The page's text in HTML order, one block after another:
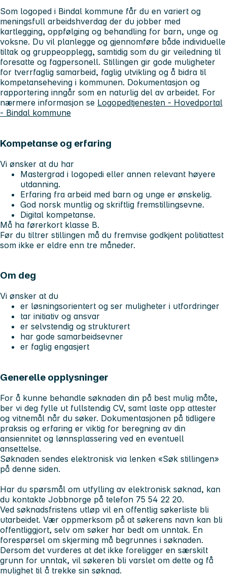
Som logoped i Bindal kommune får du en variert og
meningsfull arbeidshverdag der du jobber med
kartlegging, oppfølging og behandling for barn, unge og
voksne. Du vil planlegge og gjennomføre både individuelle
tiltak og gruppeopplegg, samtidig som du gir veiledning til
foresatte og fagpersonell. Stillingen gir gode muligheter
for tverrfaglig samarbeid, faglig utvikling og å bidra til
kompetanseheving i kommunen. Dokumentasjon og
rapportering inngår som en naturlig del av arbeidet. For
nærmere informasjon se Logopedtjenesten - Hovedportal
- Bindal kommune
Kompetanse og erfaring
Vi ønsker at du har
Mastergrad i logopedi eller annen relevant høyere
utdanning.
Erfaring fra arbeid med barn og unge er ønskelig.
God norsk muntlig og skriftlig fremstillingsevne.
Digital kompetanse.
Må ha førerkort klasse B.
Før du tiltrer stillingen må du fremvise godkjent politiattest
som ikke er eldre enn tre måneder.
Om deg
Vi ønsker at du
er løsningsorientert og ser muligheter i utfordringer
tar initiativ og ansvar
er selvstendig og strukturert
har gode samarbeidsevner
er faglig engasjert
Generelle opplysninger
For å kunne behandle søknaden din på best mulig måte,
ber vi deg fylle ut fullstendig CV, samt laste opp attester
og vitnemål når du søker. Dokumentasjonen på tidligere
praksis og erfaring er viktig for beregning av din
ansiennitet og lønnsplassering ved en eventuell
ansettelse.
Søknaden sendes elektronisk via lenken «Søk stillingen»
på denne siden.
Har du spørsmål om utfylling av elektronisk søknad, kan
du kontakte Jobbnorge på telefon 75 54 22 20.
Ved søknadsfristens utløp vil en offentlig søkerliste bli
utarbeidet. Vær oppmerksom på at søkerens navn kan bli
offentliggjort, selv om søker har bedt om unntak. En
forespørsel om skjerming må begrunnes i søknaden.
Dersom det vurderes at det ikke foreligger en særskilt
grunn for unntak, vil søkeren bli varslet om dette og få
mulighet til å trekke sin søknad.